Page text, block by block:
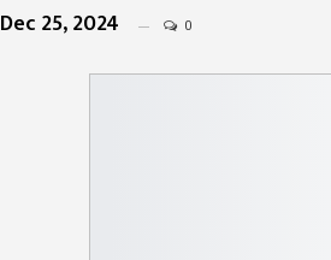
Dec 25, 2024 0